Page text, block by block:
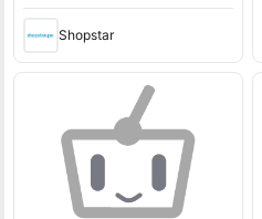
Shopstar